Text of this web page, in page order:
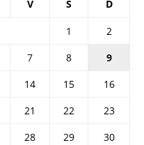
V S D
1
2
7 8
9
14 15
16
21 22
23
28 29
30